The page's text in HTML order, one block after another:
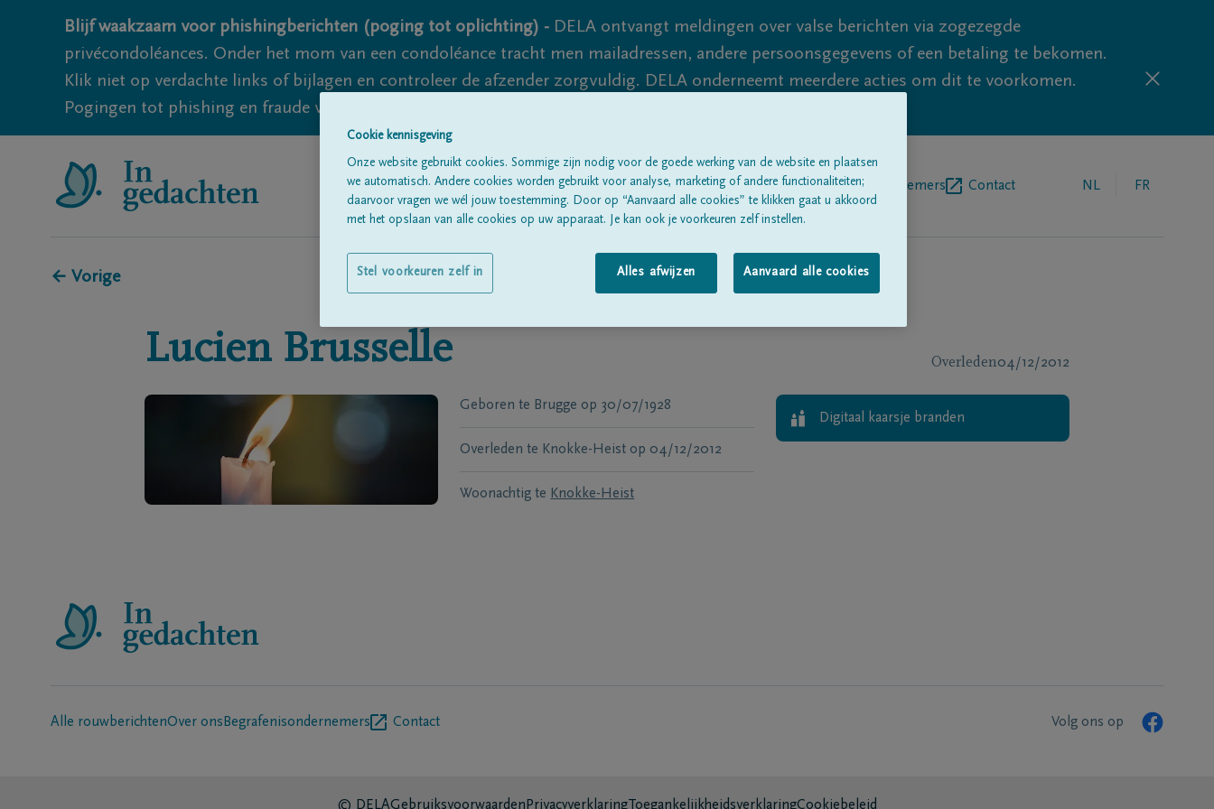
Blijf waakzaam voor phishingberichten (poging tot oplichting) - DELA ontvangt meldingen over valse berichten via zogezegde
privécondoléances. Onder het mom van een condoléance tracht men mailadressen, andere persoonsgegevens of een betaling te bekomen.
Klik niet op verdachte links of bijlagen en controleer de afzender zorgvuldig. DELA onderneemt meerdere acties om dit te voorkomen.
Pogingen tot phishing en fraude vallen echter nooit volledig uit te sluiten, dus blijf waakzaam.
Alle rouwberichten Over onsBegrafenisondernemers Contact NL FR
← Vorige
Lucien Brusselle Overleden04/12/2012
Geboren te Brugge op 30/07/1928
Overleden te Knokke-Heist op 04/12/2012
Woonachtig te Knokke-Heist
Digitaal kaarsje branden
Alle rouwberichtenOver ons Begrafenisondernemers Contact Volg ons op
© DELAGebruiksvoorwaarden Privacyverklaring ToegankelijkheidsverklaringCookiebeleid
Cookie kennisgeving
Onze website gebruikt cookies. Sommige zijn nodig voor de goede werking van de website en plaatsen
we automatisch. Andere cookies worden gebruikt voor analyse, marketing of andere functionaliteiten;
daarvoor vragen we wél jouw toestemming. Door op “Aanvaard alle cookies” te klikken gaat u akkoord
met het opslaan van alle cookies op uw apparaat. Je kan ook je voorkeuren zelf instellen.
Alles afwijzen Aanvaard alle cookies
Stel voorkeuren zelf in